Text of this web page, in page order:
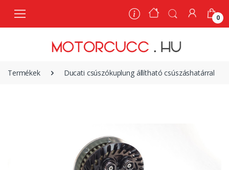
0
Termékek Ducati csúszókuplung állítható csúszáshatárral
0